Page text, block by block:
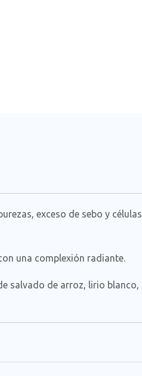
exceso de sebo y células
una complexión radiante.
salvado de arroz, lirio blanco,